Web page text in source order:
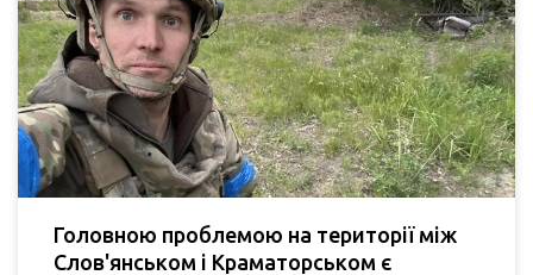
Головною проблемою на території між
Слов'янськом і Краматорськом є